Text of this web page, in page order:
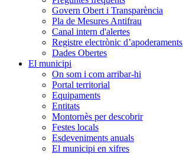
Govern Obert i Transparència
Pla de Mesures Antifrau
Canal intern d'alertes
Registre electrònic d’apoderaments
Dades Obertes
El municipi
On som i com arribar-hi
Portal territorial
Equipaments
Entitats
Montornès per descobrir
Festes locals
Esdeveniments anuals
El municipi en xifres